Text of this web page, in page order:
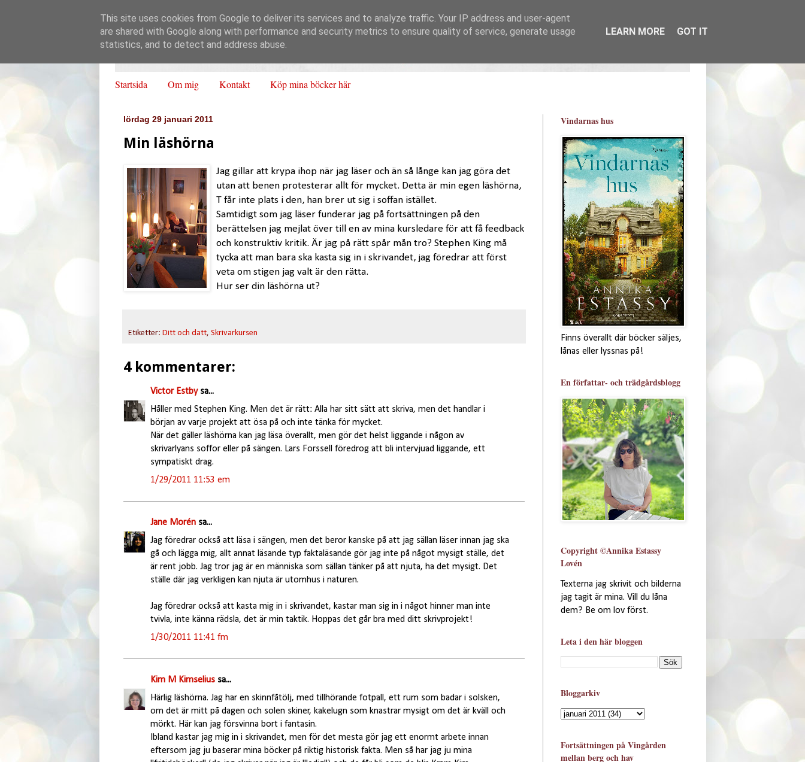
Startsida Om mig Kontakt Köp mina böcker här
lördag 29 januari 2011
Min läshörna
Jag gillar att krypa ihop när jag läser och än så långe kan jag göra det
utan att benen protesterar allt för mycket. Detta är min egen läshörna,
T får inte plats i den, han brer ut sig i soffan istället.
Samtidigt som jag läser funderar jag på fortsättningen på den
berättelsen jag mejlat över till en av mina kursledare för att få feedback
och konstruktiv kritik. Är jag på rätt spår mån tro? Stephen King må
tycka att man bara ska kasta sig in i skrivandet, jag föredrar att först
veta om stigen jag valt är den rätta.
Hur ser din läshörna ut?
Etiketter: Ditt och datt, Skrivarkursen
4 kommentarer:
Victor Estbysa...
Håller med Stephen King. Men det är rätt: Alla har sitt sätt att skriva, men det handlar i
början av varje projekt att ösa på och inte tänka för mycket.
När det gäller läshörna kan jag läsa överallt, men gör det helst liggande i någon av
skrivarlyans soffor eller på sängen. Lars Forssell föredrog att bli intervjuad liggande, ett
sympatiskt drag.
1/29/2011 11:53 em
Jane Morénsa...
Jag föredrar också att läsa i sängen, men det beror kanske på att jag sällan läser innan jag ska
gå och lägga mig, allt annat läsande typ faktaläsande gör jag inte på något mysigt ställe, det
är rent jobb. Jag tror jag är en människa som sällan tänker på att njuta, ha det mysigt. Det
ställe där jag verkligen kan njuta är utomhus i naturen.
Jag föredrar också att kasta mig in i skrivandet, kastar man sig in i något hinner man inte
tvivla, inte känna rädsla, det är min taktik. Hoppas det går bra med ditt skrivprojekt!
1/30/2011 11:41 fm
Kim M Kimseliussa...
Härlig läshörna. Jag har en skinnfåtölj, med tillhörande fotpall, ett rum som badar i solsken,
om det är mitt på dagen och solen skiner, kakelugn som knastrar mysigt om det är kväll och
mörkt. Här kan jag försvinna bort i fantasin.
Ibland kastar jag mig in i skrivandet, men för det mesta gör jag ett enormt arbete innan
eftersom jag ju baserar mina böcker på riktig historisk fakta. Men så har jag ju mina
Vindarnas hus
Finns överallt där böcker säljes,
lånas eller lyssnas på!
En författar- och trädgårdsblogg
Copyright ©Annika Estassy
Lovén
Texterna jag skrivit och bilderna
jag tagit är mina. Vill du låna
dem? Be om lov först.
Leta i den här bloggen
Bloggarkiv
Fortsättningen på Vingården
mellan berg och hav
This site uses cookies from Google to deliver its services and to analyze traffic. Your IP address and user-agent
are shared with Google along with performance and security metrics to ensure quality of service, generate usage
statistics, and to detect and address abuse.
LEARN MORE GOT IT